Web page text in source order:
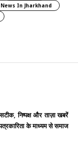
In Jharkhand
निष्पक्ष और ताज़ा खबरें
के माध्यम से समाज